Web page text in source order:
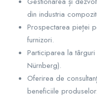
din industria
Prospectarea pieței
furnizori.
Participarea la
Nürnberg).
Oferirea de
beneficiile produselor.